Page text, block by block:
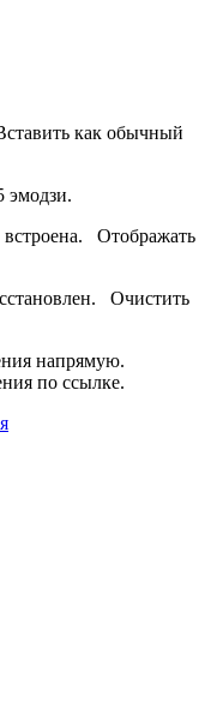
как обычный
эмодзи.
Отображать
Очистить
напрямую.
по ссылке.